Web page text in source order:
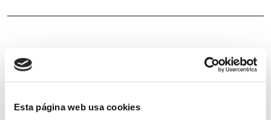
Esta página web usa cookies